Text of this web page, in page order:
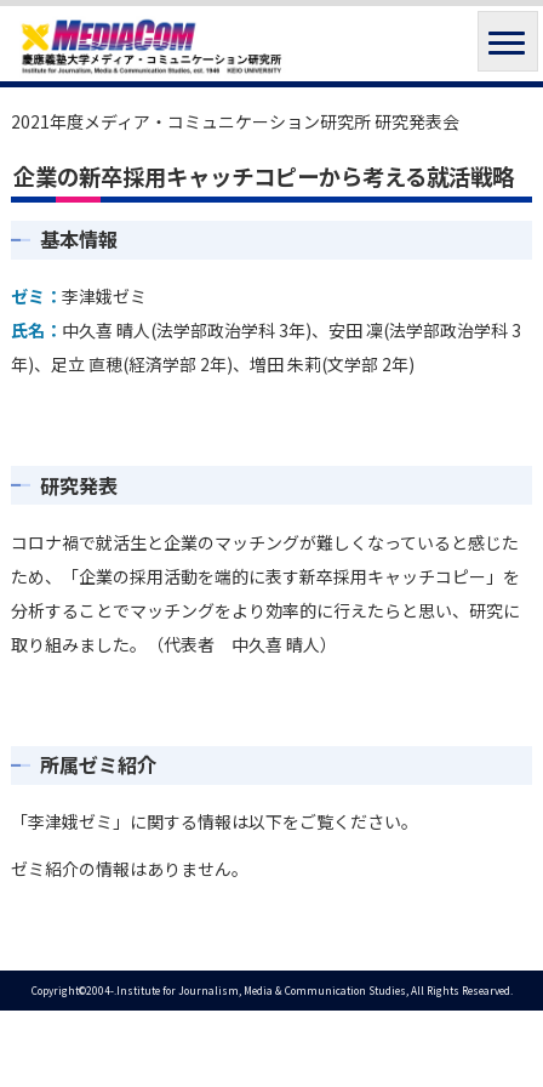
2021年度メディア・コミュニケーション研究所 研究発表会
企業の新卒採用キャッチコピーから考える就活戦略
基本情報
ゼミ： 李津娥ゼミ
氏名： 中久喜 晴人(法学部政治学科 3年)、安田 凜(法学部政治学科 3
年)、足立 直穂(経済学部 2年)、増田 朱莉(文学部 2年)
研究発表
コロナ禍で就活生と企業のマッチングが難しくなっていると感じた
ため、「企業の採用活動を端的に表す新卒採用キャッチコピー」を
分析することでマッチングをより効率的に行えたらと思い、研究に
取り組みました。（代表者 中久喜 晴人）
所属ゼミ紹介
「李津娥ゼミ」に関する情報は以下をご覧ください。
ゼミ紹介の情報はありません。
Copyright©2004-.Institute for Journalism, Media & Communication Studies, All Rights Researved.